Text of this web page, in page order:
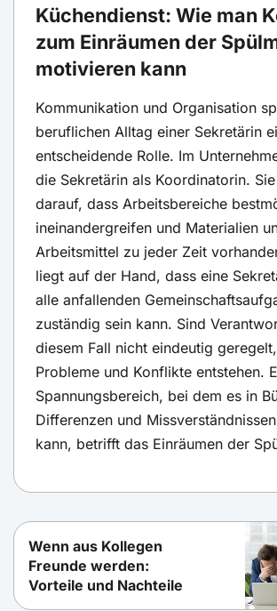
Küchendienst: Wie man
zum Einräumen der
motivieren kann
Kommunikation und Organisation
beruflichen Alltag einer Sekretärin
entscheidende Rolle. Im
die Sekretärin als Koordinatorin.
darauf, dass Arbeitsbereiche
ineinandergreifen und Materialien
Arbeitsmittel zu jeder Zeit
liegt auf der Hand, dass eine
alle anfallenden
zuständig sein kann. Sind
diesem Fall nicht eindeutig
Probleme und Konflikte entstehen.
Spannungsbereich, bei dem es in
Differenzen und
kann, betrifft das Einräumen der
Wenn aus Kollegen
Freunde werden:
Vorteile und Nachteile